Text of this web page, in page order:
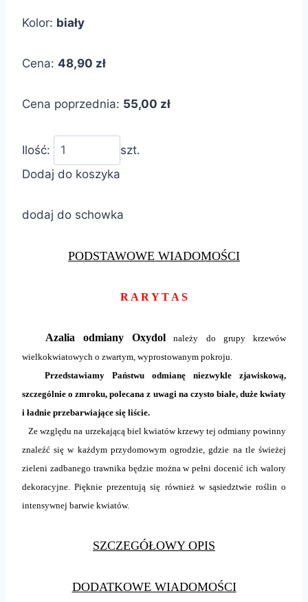
Kolor: biały
Cena: 48,90 zł
Cena poprzednia: 55,00 zł
Ilość:
szt.
Dodaj do koszyka
dodaj do schowka
PODSTAWOWE WIADOMOŚCI
R A R Y T A S
Azalia odmiany Oxydol należy do grupy krzewów
wielkokwiatowych o zwartym, wyprostowanym pokroju.
Przedstawiamy Państwu odmianę niezwykle zjawiskową,
szczególnie o zmroku, polecana z uwagi na czysto białe, duże kwiaty
i ładnie przebarwiające się liście.
Ze względu na urzekającą biel kwiatów krzewy tej odmiany powinny
znaleźć się w każdym przydomowym ogrodzie, gdzie na tle świeżej
zieleni zadbanego trawnika będzie można w pełni docenić ich walory
dekoracyjne. Pięknie prezentują się również w sąsiedztwie roślin o
intensywnej barwie kwiatów.
SZCZEGÓŁOWY OPIS
DODATKOWE WIADOMOŚCI